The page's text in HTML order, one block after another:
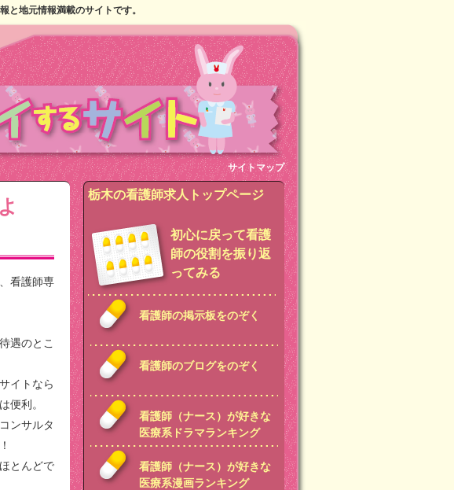
と地元情報満載のサイトです。
サイトマップ
看護師専
遇のとこ
イトなら
便利。
ンサルタ
とんどで
栃木の看護師求人トップページ
初心に戻って看護
師の役割を振り返
ってみる
看護師の掲示板をのぞく
看護師のブログをのぞく
看護師（ナース）が好きな
医療系ドラマランキング
看護師（ナース）が好きな
医療系漫画ランキング